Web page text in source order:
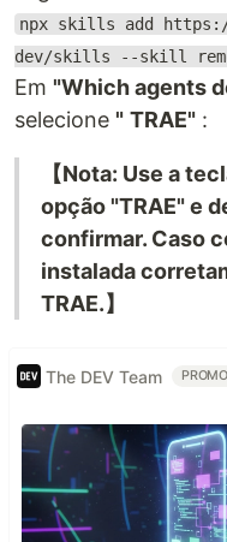
npx skills add
dev/skills --skill
Em "Which agents
selecione " TRAE" :
【Nota: Use a
opção "TRAE" e
confirmar. Caso
instalada
TRAE.】
The DEV Team